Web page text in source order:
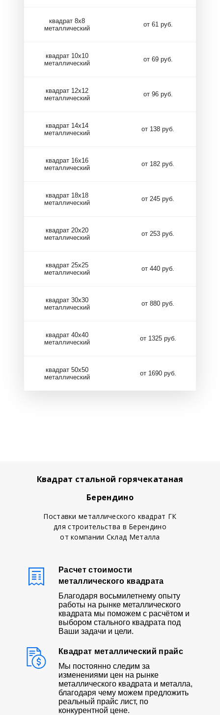
квадрат 8х8
металлический
от 61 руб.
квадрат 10х10
металлический
от 69 руб.
квадрат 12х12
металлический
от 96 руб.
квадрат 14х14
металлический
от 138 руб.
квадрат 16х16
металлический
от 182 руб.
квадрат 18х18
металлический
от 245 руб.
квадрат 20х20
металлический
от 253 руб.
квадрат 25х25
металлический
от 440 руб.
квадрат 30х30
металлический
от 880 руб.
квадрат 40х40
металлический
от 1325 руб.
квадрат 50х50
металлический
от 1690 руб.
Квадрат стальной горячекатаная
Берендино
Поставки металлического квадрат ГК
для строительства в Берендино
от компании Склад Металла
Расчет стоимости
металлического квадрата
Благодаря восьмилетнему опыту
работы на рынке металлического
квадрата мы поможем с расчётом и
выбором стального квадрата под
Ваши задачи и цели.
Квадрат металлический прайс
Мы постоянно следим за
изменениями цен на рынке
металлического квадрата и металла,
благодаря чему можем предложить
реальный прайс лист, по
конкурентной цене.